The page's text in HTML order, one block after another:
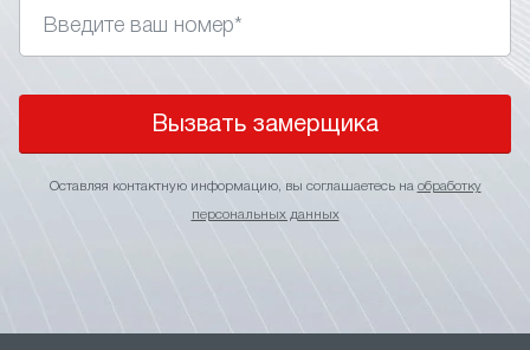
Вызвать замерщика
Оставляя контактную информацию, вы соглашаетесь на обработку
персональных данных